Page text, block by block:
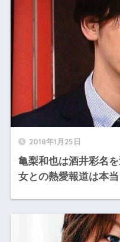
2018年1月25日
亀梨和也は酒井彩名
女との熱愛報道は本当